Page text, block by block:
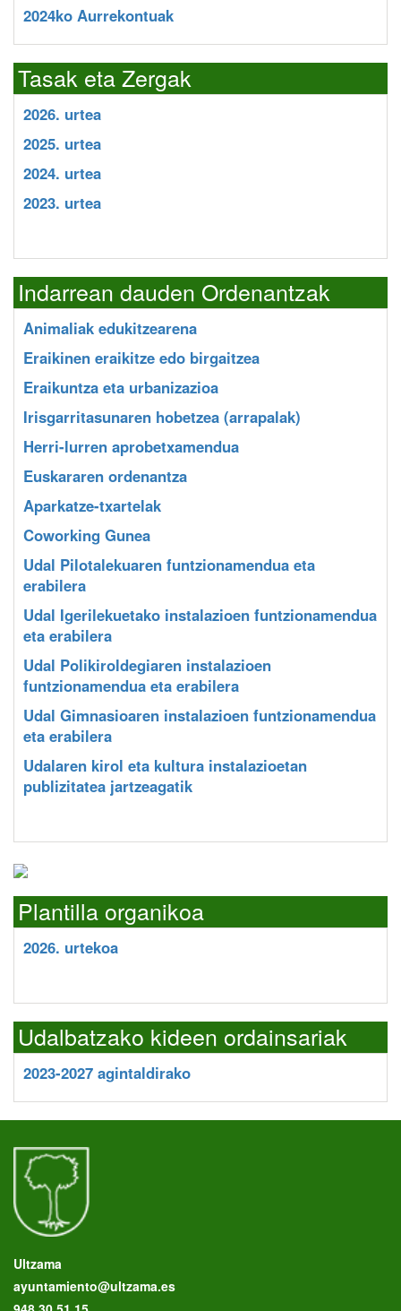
2024ko Aurrekontuak
Tasak eta Zergak
2026. urtea
2025. urtea
2024. urtea
2023. urtea
Indarrean dauden Ordenantzak
Animaliak edukitzearena
Eraikinen eraikitze edo birgaitzea
Eraikuntza eta urbanizazioa
Irisgarritasunaren hobetzea (arrapalak)
Herri-lurren aprobetxamendua
Euskararen ordenantza
Aparkatze-txartelak
Coworking Gunea
Udal Pilotalekuaren funtzionamendua eta
erabilera
Udal Igerilekuetako instalazioen funtzionamendua
eta erabilera
Udal Polikiroldegiaren instalazioen
funtzionamendua eta erabilera
Udal Gimnasioaren instalazioen funtzionamendua
eta erabilera
Udalaren kirol eta kultura instalazioetan
publizitatea jartzeagatik
Plantilla organikoa
2026. urtekoa
Udalbatzako kideen ordainsariak
2023-2027 agintaldirako
Ultzama
ayuntamiento@ultzama.es